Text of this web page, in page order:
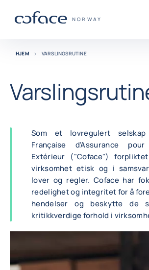
COFACE FOR TRADE
NORWAY
Tilbake til hjemmesiden
HJEM VARSLINGSRUTINE
Som et lovregulert
Française d'Assurance
Extérieur ("Coface")
virksomhet etisk og i
lover og regler. Coface har
redelighet og integritet for å
hendelser og beskytte de
kritikkverdige forhold i